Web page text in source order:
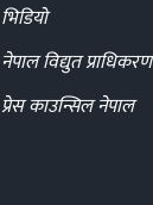
भिडियो
नेपाल विद्युत प्राधिकरण
प्रेस काउन्सिल नेपाल